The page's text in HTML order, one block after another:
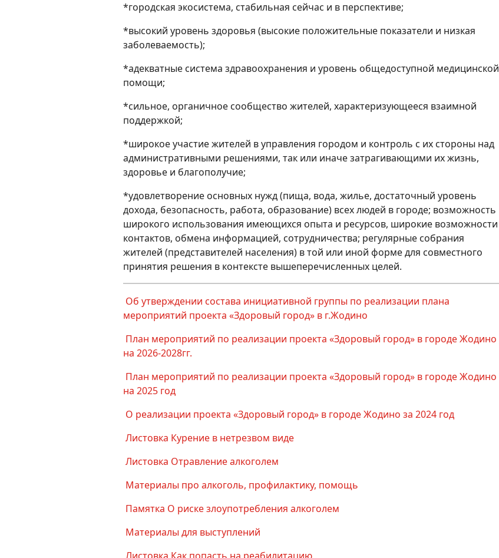
*городская экосистема, стабильная сейчас и в перспективе;
*высокий уровень здоровья (высокие положительные показатели и низкая
заболеваемость);
*адекватные система здравоохранения и уровень общедоступной медицинской
помощи;
*сильное, органичное сообщество жителей, характеризующееся взаимной
поддержкой;
*широкое участие жителей в управления городом и контроль с их стороны над
административными решениями, так или иначе затрагивающими их жизнь,
здоровье и благополучие;
*удовлетворение основных нужд (пища, вода, жилье, достаточный уровень
дохода, безопасность, работа, образование) всех людей в городе; возможность
широкого использования имеющихся опыта и ресурсов, широкие возможности
контактов, обмена информацией, сотрудничества; регулярные собрания
жителей (представителей населения) в той или иной форме для совместного
принятия решения в контексте вышеперечисленных целей.
Об утверждении состава инициативной группы по реализации плана
мероприятий проекта «Здоровый город» в г.Жодино
План мероприятий по реализации проекта «Здоровый город» в городе Жодино
на 2026-2028гг.
План мероприятий по реализации проекта «Здоровый город» в городе Жодино
на 2025 год
О реализации проекта «Здоровый город» в городе Жодино за 2024 год
Листовка Курение в нетрезвом виде
Листовка Отравление алкоголем
Материалы про алкоголь, профилактику, помощь
Памятка О риске злоупотребления алкоголем
Материалы для выступлений
Листовка Как попасть на реабилитацию